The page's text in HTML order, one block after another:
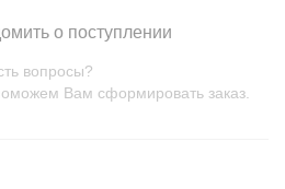
о поступлении
вопросы?
Вам сформировать заказ.